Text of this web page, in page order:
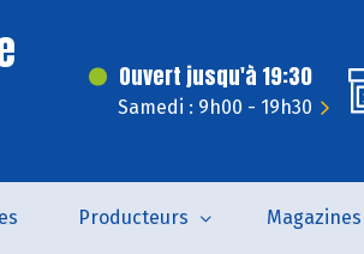
Ouvert jusqu'à 19:30
Samedi : 9h00 - 19h30
Producteurs Magazines